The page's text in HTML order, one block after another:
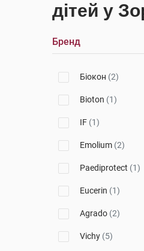
дітей у
Бренд
Біокон (2)
Bioton (1)
IF (1)
Emolium (2)
Paediprotect (1)
Eucerin (1)
Agrado (2)
Vichy (5)